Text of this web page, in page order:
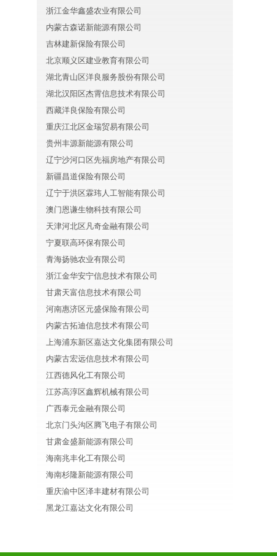
浙江金华鑫盛农业有限公司
内蒙古森诺新能源有限公司
吉林建新保险有限公司
北京顺义区建业教育有限公司
湖北青山区洋良服务股份有限公司
湖北汉阳区杰霄信息技术有限公司
西藏洋良保险有限公司
重庆江北区金瑞贸易有限公司
贵州丰源新能源有限公司
辽宁沙河口区先福房地产有限公司
新疆昌道保险有限公司
辽宁于洪区霖玮人工智能有限公司
澳门恩谦生物科技有限公司
天津河北区凡奇金融有限公司
宁夏联高环保有限公司
青海扬驰农业有限公司
浙江金华安宁信息技术有限公司
甘肃天富信息技术有限公司
河南惠济区元盛保险有限公司
内蒙古拓迪信息技术有限公司
上海浦东新区嘉达文化集团有限公司
内蒙古宏远信息技术有限公司
江西德风化工有限公司
江苏高淳区鑫辉机械有限公司
广西泰元金融有限公司
北京门头沟区腾飞电子有限公司
甘肃金盛新能源有限公司
海南兆丰化工有限公司
海南杉隆新能源有限公司
重庆渝中区泽丰建材有限公司
黑龙江嘉达文化有限公司